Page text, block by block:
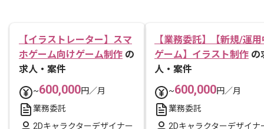
【イラストレーター】スマ
ホゲーム向けゲーム制作 の
求人・案件
~600,000円／月
業務委託
2Dキャラクターデザイナー
【業務委託】【新規/運用
ゲーム】イラスト制作 の
人・案件
~600,000円／月
業務委託
2Dキャラクターデザイナ